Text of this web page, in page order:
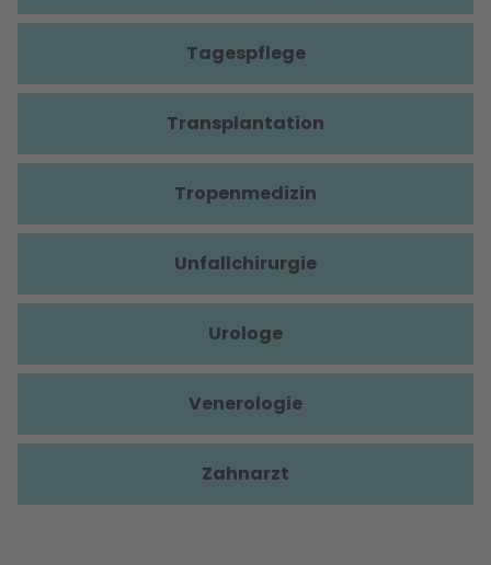
Tagespflege
Transplantation
Tropenmedizin
Unfallchirurgie
Urologe
Venerologie
Zahnarzt